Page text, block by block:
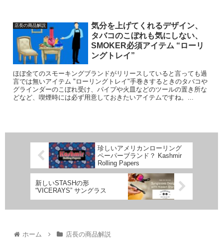
店長の商品解説
気分を上げてくれるデザイン、
タバコのこぼれも気にしない、
SMOKER必須アイテム “ローリ
ングトレイ”
ほぼ全てのスモーキングブランドがリリースしていると言っても過
言では無いアイテム "ローリングトレイ"手巻きするときのタバコや
グラインダーのこぼれ受け、パイプや火皿などのツールの置き所な
どなど、喫煙時には必ず用意しておきたいアイテムですね。...
珍しいアメリカンローリング
ペーパーブランド？ Kashmir
Rolling Papers
新しいSTASHの形
“VICERAYS” サングラス
ホーム 店長の商品解説